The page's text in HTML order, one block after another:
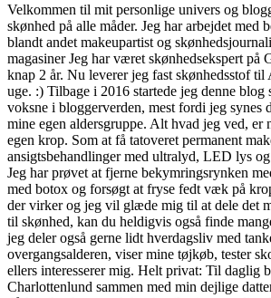
Velkommen til mit personlige univers og
skønhed på alle måder. Jeg har arbejdet med
blandt andet makeupartist og
magasiner Jeg har været skønhedsekspert på
knap 2 år. Nu leverer jeg fast skønhedsstof
uge. :) Tilbage i 2016 startede jeg denne blog
voksne i bloggerverden, mest fordi jeg synes
mine egen aldersgruppe. Alt hvad jeg ved, er
egen krop. Som at få tatoveret permanent
ansigtsbehandlinger med ultralyd, LED lys
Jeg har prøvet at fjerne bekymringsrynken
med botox og forsøgt at fryse fedt væk på
der virker og jeg vil glæde mig til at dele det
til skønhed, kan du heldigvis også finde
jeg deler også gerne lidt hverdagsliv med
overgangsalderen, viser mine tøjkøb, tester
ellers interesserer mig. Helt privat: Til daglig
Charlottenlund sammen med min dejlige